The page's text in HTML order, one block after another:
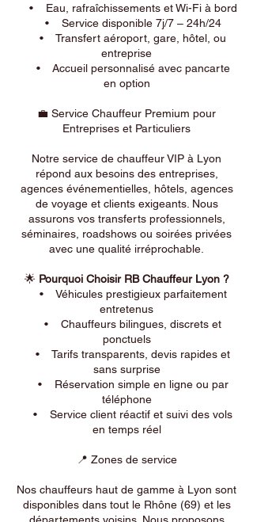
• Eau, rafraîchissements et Wi-Fi à bord
• Service disponible 7j/7 – 24h/24
• Transfert aéroport, gare, hôtel, ou
entreprise
• Accueil personnalisé avec pancarte
en option
💼 Service Chauffeur Premium pour
Entreprises et Particuliers
Notre service de chauffeur VIP à Lyon
répond aux besoins des entreprises,
agences événementielles, hôtels, agences
de voyage et clients exigeants. Nous
assurons vos transferts professionnels,
séminaires, roadshows ou soirées privées
avec une qualité irréprochable.
🌟 Pourquoi Choisir RB Chauffeur Lyon ?
• Véhicules prestigieux parfaitement
entretenus
• Chauffeurs bilingues, discrets et
ponctuels
• Tarifs transparents, devis rapides et
sans surprise
• Réservation simple en ligne ou par
téléphone
• Service client réactif et suivi des vols
en temps réel
📍 Zones de service
Nos chauffeurs haut de gamme à Lyon sont
disponibles dans tout le Rhône (69) et les